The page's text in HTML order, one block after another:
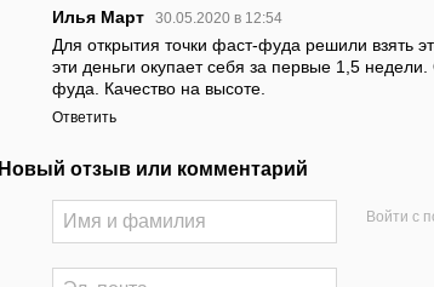
Илья Март 30.05.2020 в 12:54
Для открытия точки фаст-фуда решили взять
эти деньги окупает себя за первые 1,5
фуда. Качество на высоте.
Ответить
Новый отзыв или комментарий
Войти с